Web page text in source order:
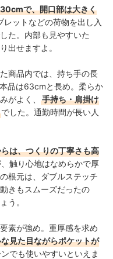
で、開口部は大きく
レットなどの荷物を出し入
た。内部も見やすいた
出せますよ。
商品内では、持ち手の長
品は63cmと長め。柔らか
がよく、
手持ち・肩掛け
でした。通勤時間が長い人
は、つくりの丁寧さも高
触り心地はなめらかで厚
根元は、ダブルステッチ
きもスムーズだったの
う。
素が強め。重厚感を求め
見た目ながらポケットが
ンでも使いやすいといえま